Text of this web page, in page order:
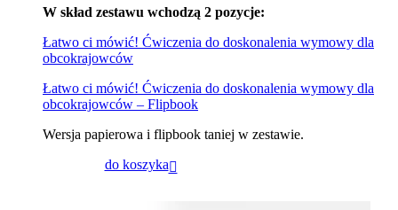
W skład zestawu wchodzą 2 pozycje:
Łatwo ci mówić! Ćwiczenia do doskonalenia wymowy dla
obcokrajowców
Łatwo ci mówić! Ćwiczenia do doskonalenia wymowy dla
obcokrajowców – Flipbook
Wersja papierowa i flipbook taniej w zestawie.
do koszyka